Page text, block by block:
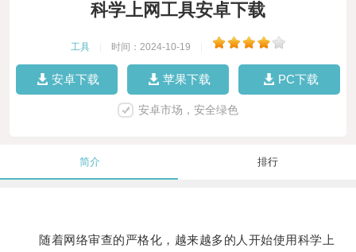
科学上网工具安卓下载
工具 时间：2024-10-19
安卓下载 苹果下载 PC下载
安卓市场，安全绿色
简介 排行
随着网络审查的严格化，越来越多的人开始使用科学上